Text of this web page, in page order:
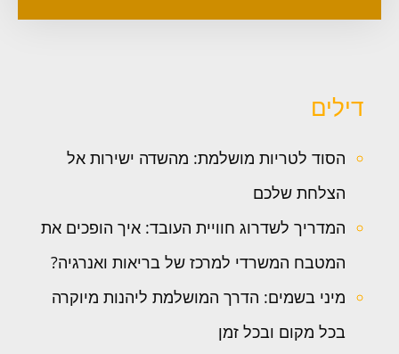
דילים
הסוד לטריות מושלמת: מהשדה ישירות אל
הצלחת שלכם
המדריך לשדרוג חוויית העובד: איך הופכים את
המטבח המשרדי למרכז של בריאות ואנרגיה?
מיני בשמים: הדרך המושלמת ליהנות מיוקרה
בכל מקום ובכל זמן